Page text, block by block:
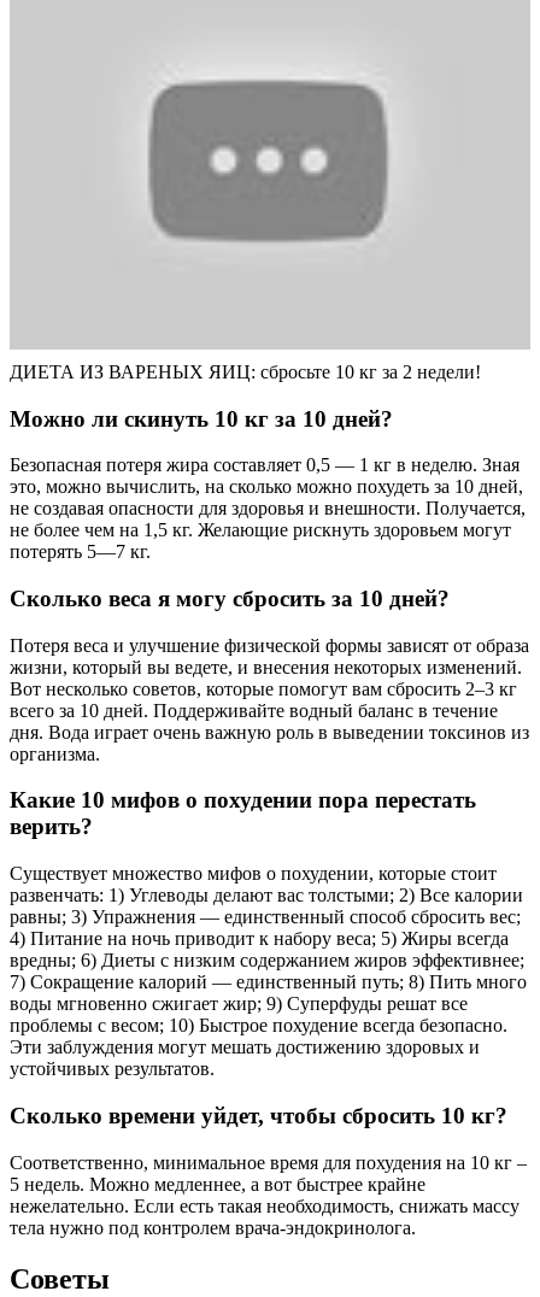
ДИЕТА ИЗ ВАРЕНЫХ ЯИЦ: cбросьте 10 кг за 2 недели!
Можно ли скинуть 10 кг за 10 дней?
Безопасная потеря жира составляет 0,5 — 1 кг в неделю. Зная
это, можно вычислить, на сколько можно похудеть за 10 дней,
не создавая опасности для здоровья и внешности. Получается,
не более чем на 1,5 кг. Желающие рискнуть здоровьем могут
потерять 5—7 кг.
Сколько веса я могу сбросить за 10 дней?
Потеря веса и улучшение физической формы зависят от образа
жизни, который вы ведете, и внесения некоторых изменений.
Вот несколько советов, которые помогут вам сбросить 2–3 кг
всего за 10 дней. Поддерживайте водный баланс в течение
дня. Вода играет очень важную роль в выведении токсинов из
организма.
Какие 10 мифов о похудении пора перестать
верить?
Существует множество мифов о похудении, которые стоит
развенчать: 1) Углеводы делают вас толстыми; 2) Все калории
равны; 3) Упражнения — единственный способ сбросить вес;
4) Питание на ночь приводит к набору веса; 5) Жиры всегда
вредны; 6) Диеты с низким содержанием жиров эффективнее;
7) Сокращение калорий — единственный путь; 8) Пить много
воды мгновенно сжигает жир; 9) Суперфуды решат все
проблемы с весом; 10) Быстрое похудение всегда безопасно.
Эти заблуждения могут мешать достижению здоровых и
устойчивых результатов.
Сколько времени уйдет, чтобы сбросить 10 кг?
Соответственно, минимальное время для похудения на 10 кг –
5 недель. Можно медленнее, а вот быстрее крайне
нежелательно. Если есть такая необходимость, снижать массу
тела нужно под контролем врача-эндокринолога.
Советы